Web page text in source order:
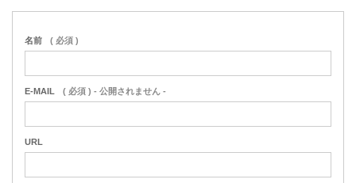
名前 ( 必須 )
E-MAIL ( 必須 ) - 公開されません -
URL